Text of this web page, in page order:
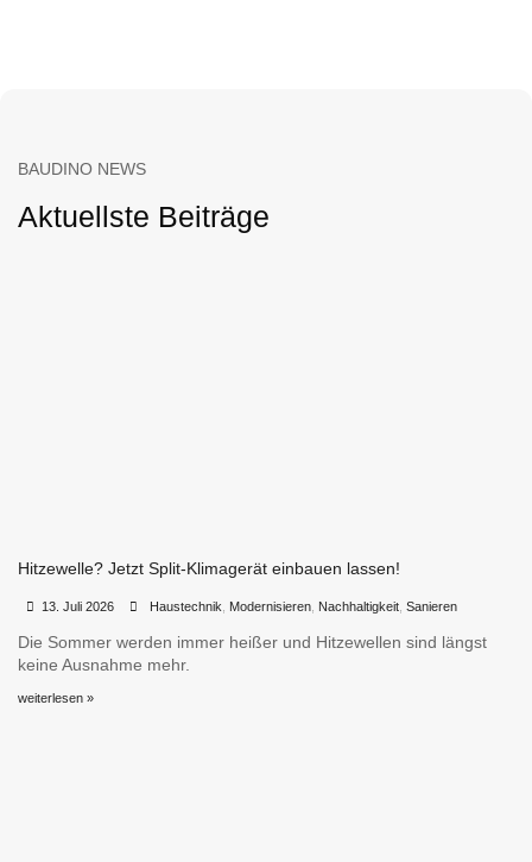
BAUDINO NEWS
Aktuellste Beiträge
Hitzewelle? Jetzt Split-Klimagerät einbauen lassen!
13. Juli 2026 Haustechnik, Modernisieren, Nachhaltigkeit, Sanieren
Die Sommer werden immer heißer und Hitzewellen sind längst
keine Ausnahme mehr.
weiterlesen »